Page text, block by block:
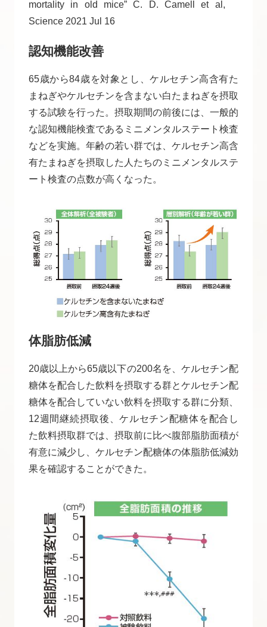
mortality in old mice” C. D. Camell et al,
Science 2021 Jul 16
認知機能改善
65歳から84歳を対象とし、ケルセチン高含有た
まねぎやケルセチンを含まない白たまねぎを摂取
する試験を行った。摂取期間の前後には、一般的
な認知機能検査であるミニメンタルステート検査
などを実施。年齢の若い群では、ケルセチン高含
有たまねぎを摂取した人たちのミニメンタルステ
ート検査の点数が高くなった。
体脂肪低減
20歳以上から65歳以下の200名を、ケルセチン配
糖体を配合した飲料を摂取する群とケルセチン配
糖体を配合していない飲料を摂取する群に分類、
12週間継続摂取後、ケルセチン配糖体を配合し
た飲料摂取群では、摂取前に比べ腹部脂肪面積が
有意に減少し、ケルセチン配糖体の体脂肪低減効
果を確認することができた。